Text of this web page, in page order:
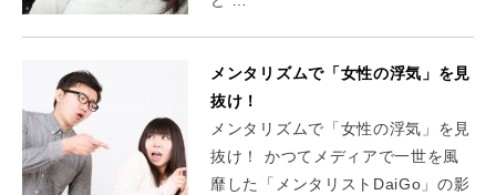
メンタリズムで「女性の浮気」を見
抜け！
メンタリズムで「女性の浮気」を見
抜け！ かつてメディアで一世を風
靡した「メンタリストDaiGo」の影